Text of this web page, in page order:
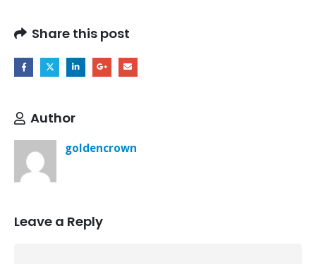
Share this post
Author
goldencrown
Leave a Reply